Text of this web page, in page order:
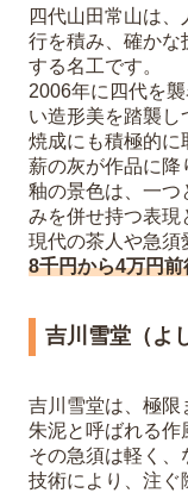
四代山田常山は
行を積み、確かな
する名工です。
2006年に四代を
い造形美を踏襲し
焼成にも積極的に
薪の灰が作品に降
釉の景色は、一つ
みを併せ持つ表現
現代の茶人や急須
8千円から4万円前
吉川雪堂（よ
吉川雪堂は、極限
朱泥と呼ばれる作
その急須は軽く
技術により、注ぐ